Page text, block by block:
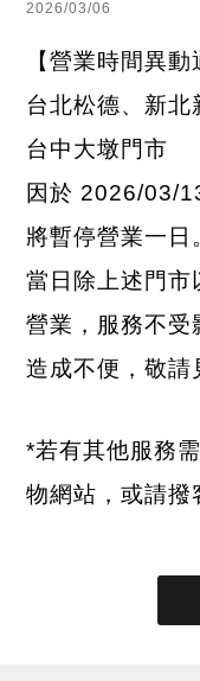
2026/03/06
【營業時間異動
台北松德、新北
台中大墩門市
因於 2026/03/
將暫停營業一日
當日除上述門市
營業，服務不受
造成不便，敬請
*若有其他服務
物網站，或請